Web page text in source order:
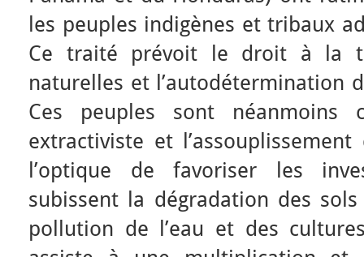
les peuples indigènes et tribaux
Ce traité prévoit le droit à la
naturelles et l’autodétermination
Ces peuples sont
extractiviste et
l’optique de favoriser les
subissent la dégradation des
pollution de l’eau et des